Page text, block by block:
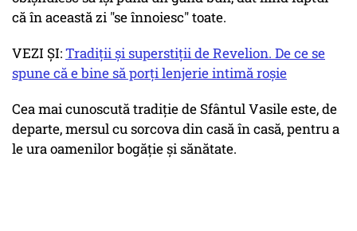
că în această zi "se înnoiesc" toate.
VEZI ȘI:Tradiții și superstiții de Revelion. De ce se
spune că e bine să porți lenjerie intimă roșie
Cea mai cunoscută tradiție de Sfântul Vasile este, de
departe, mersul cu sorcova din casă în casă, pentru a
le ura oamenilor bogăție și sănătate.